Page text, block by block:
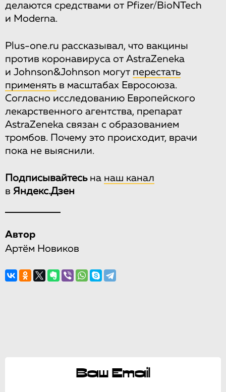
делаются средствами от Pfizer/BioNTech
и Moderna.
Plus-one.ru рассказывал, что вакцины
против коронавируса от AstraZeneka
и Johnson&Johnson могут перестать
применять в масштабах Евросоюза.
Согласно исследованию Европейского
лекарственного агентства, препарат
AstraZeneka связан с образованием
тромбов. Почему это происходит, врачи
пока не выяснили.
Подписывайтесьна наш канал
в Яндекс.Дзен
Автор
Артём Новиков
Ваш Email